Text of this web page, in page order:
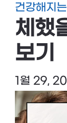
건강해지
체했
보기
1월 29,